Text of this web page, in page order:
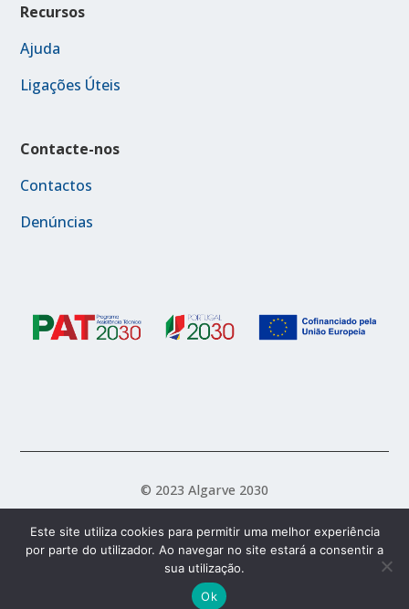
Recursos
Ajuda
Ligações Úteis
Contacte-nos
Contactos
Denúncias
© 2023 Algarve 2030
Política de Acessibilidade
Política de Privacidade
Termos e Condições
Este site utiliza cookies para permitir uma melhor experiência
por parte do utilizador. Ao navegar no site estará a consentir a
sua utilização.
Ok